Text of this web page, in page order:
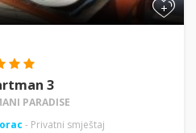
+
3
PARADISE
- Privatni smještaj